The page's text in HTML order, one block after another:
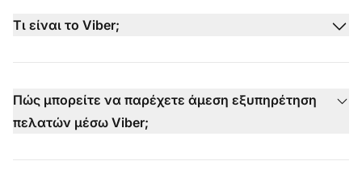
Τι είναι το Viber;
Πώς μπορείτε να παρέχετε άμεση εξυπηρέτηση
πελατών μέσω Viber;